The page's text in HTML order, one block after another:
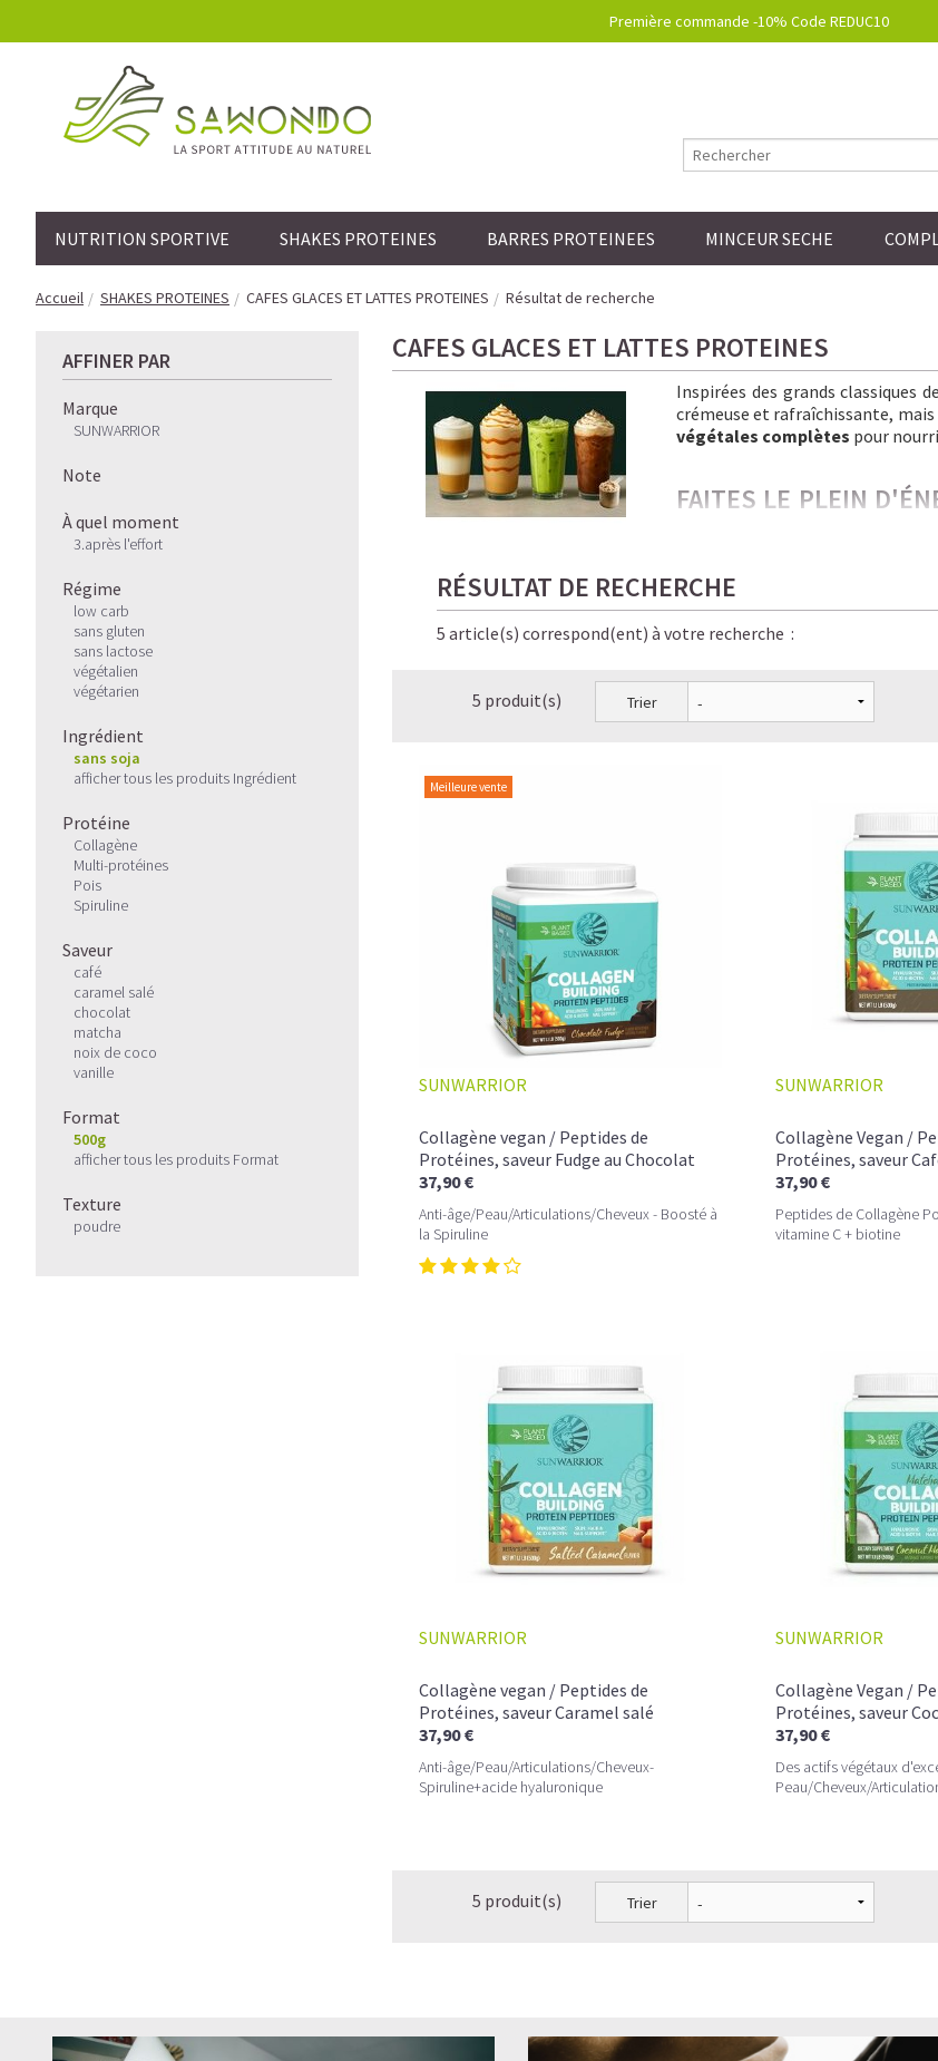
Première commande -10% Code REDUC10
NUTRITION SPORTIVE SHAKES PROTEINES BARRES PROTEINEES MINCEUR SECHE
Accueil SHAKES PROTEINES CAFES GLACES ET LATTES PROTEINES Résultat de recherche
AFFINER PAR
Marque
SUNWARRIOR
Note
À quel moment
3.après l'effort
Régime
low carb
sans gluten
sans lactose
végétalien
végétarien
Ingrédient
sans soja
afficher tous les produits Ingrédient
Protéine
Collagène
Multi-protéines
Pois
Spiruline
Saveur
café
caramel salé
chocolat
matcha
noix de coco
vanille
Format
500g
afficher tous les produits Format
Texture
poudre
CAFES GLACES ET LATTES PROTEINES
Inspirées des grands classiques
crémeuse et rafraîchissante, mais
végétales complètes pour
FAITES LE PLEIN
Froides, onctueuses,
amateurs de café… et de bien-être.
Ici, chaque gorgée allie saveur,
✨ Le résultat ? Une énergie
☕ LATTE MACCHIATO GLACÉ
L’ÉQUILIBRE PARFAIT ENTRE
Un café riche avec un soupçon
avant le prochain défi.
Une énergie immédiate et
allié parfait après l’entraînement.
🍯 CAFÉ FRAPPÉ AU CARAMEL
RÉSULTAT DE RECHERCHE
5 article(s) correspond(ent) à votre recherche :
5 produit(s) Trier
Meilleure vente
SUNWARRIOR
Collagène vegan / Peptides de
Protéines, saveur Fudge au Chocolat
37,90 €
Anti-âge/Peau/Articulations/Cheveux - Boosté à
la Spiruline
SUNWARRIOR
Collagène Vegan /
Protéines, saveur
37,90 €
Peptides de Collagène
vitamine C + biotine
SUNWARRIOR
Collagène vegan / Peptides de
Protéines, saveur Caramel salé
37,90 €
Anti-âge/Peau/Articulations/Cheveux-
Spiruline+acide hyaluronique
SUNWARRIOR
Collagène Vegan /
Protéines, saveur
37,90 €
Des actifs végétaux
Peau/Cheveux/
5 produit(s) Trier